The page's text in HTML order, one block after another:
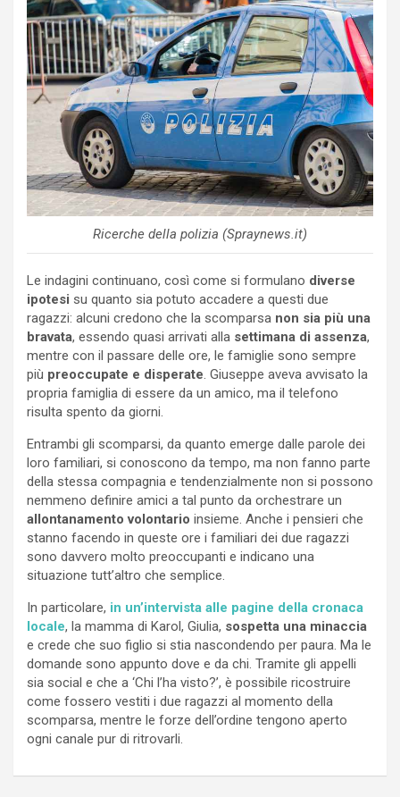
Ricerche della polizia (Spraynews.it)
Le indagini continuano, così come si formulano diverse
ipotesi su quanto sia potuto accadere a questi due
ragazzi: alcuni credono che la scomparsa non sia più una
bravata, essendo quasi arrivati alla settimana di assenza,
mentre con il passare delle ore, le famiglie sono sempre
più preoccupate e disperate. Giuseppe aveva avvisato la
propria famiglia di essere da un amico, ma il telefono
risulta spento da giorni.
Entrambi gli scomparsi, da quanto emerge dalle parole dei
loro familiari, si conoscono da tempo, ma non fanno parte
della stessa compagnia e tendenzialmente non si possono
nemmeno definire amici a tal punto da orchestrare un
allontanamento volontario insieme. Anche i pensieri che
stanno facendo in queste ore i familiari dei due ragazzi
sono davvero molto preoccupanti e indicano una
situazione tutt’altro che semplice.
In particolare, in un’intervista alle pagine della cronaca
locale, la mamma di Karol, Giulia, sospetta una minaccia
e crede che suo figlio si stia nascondendo per paura. Ma le
domande sono appunto dove e da chi. Tramite gli appelli
sia social e che a ‘Chi l’ha visto?’, è possibile ricostruire
come fossero vestiti i due ragazzi al momento della
scomparsa, mentre le forze dell’ordine tengono aperto
ogni canale pur di ritrovarli.